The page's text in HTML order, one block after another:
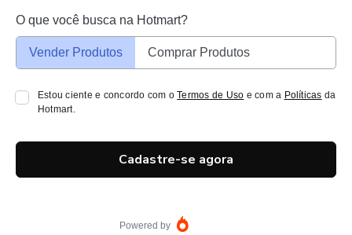
O que você busca na Hotmart?
Vender Produtos Comprar Produtos
Estou ciente e concordo com oTermos de Uso e com a Políticas da
Hotmart.
Cadastre-se agora
Powered by